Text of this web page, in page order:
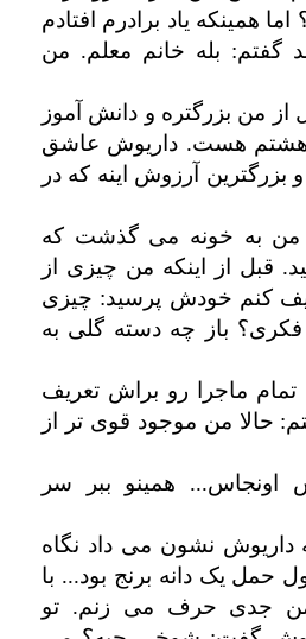
همینکه یاد برادرم افتادم
گفتم: بله خانم معلم. من
از من بزرگتره و دانش آموز
هشتم هست. داریوش عاشق
آرزوش اینه که در
من به خونه می گذشت که
قبل از اینکه من چیزی از
کنم خودش پرسید: چیزی
باز چه دسته گلی به
ماجرا رو براش تعریف
حالا من موجود قوی تر از
اونجاس... همینو ببر سر
داریوش نشون می داد نگاه
یک دانه برنج بود... با
جدی حرف می زنم. تو